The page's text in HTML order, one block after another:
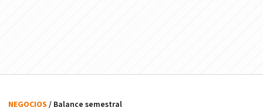
NEGOCIOS / Balance semestral